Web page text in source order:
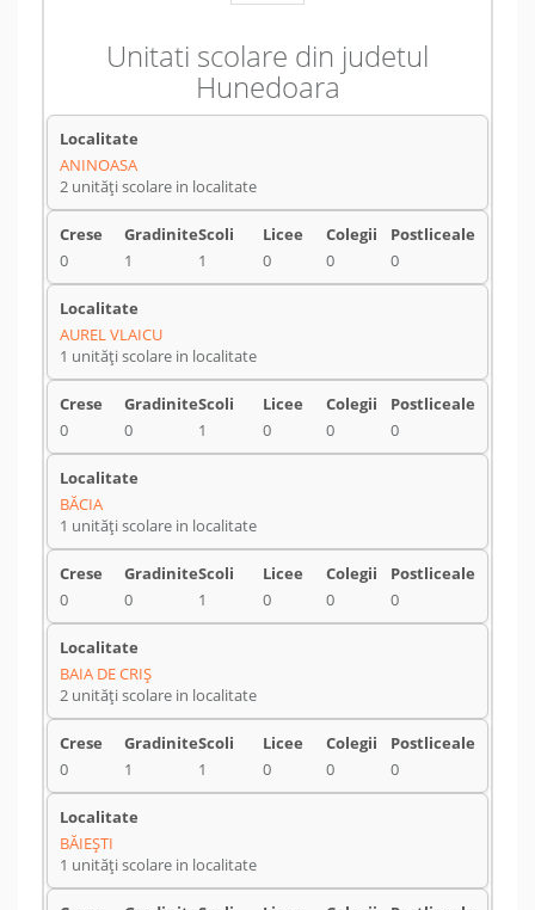
Unitati scolare din judetul
Hunedoara
ANINOASA
2 unități scolare in localitate
0 1 1 0 0 0
AUREL VLAICU
1 unități scolare in localitate
0 0 1 0 0 0
BĂCIA
1 unități scolare in localitate
0 0 1 0 0 0
BAIA DE CRIŞ
2 unități scolare in localitate
0 1 1 0 0 0
BĂIEŞTI
1 unități scolare in localitate